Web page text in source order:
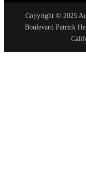
Copyright © 2025
Boulevard Patrick